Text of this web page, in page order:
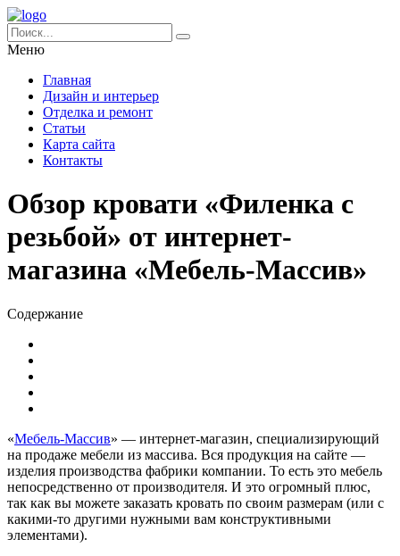
Меню
Главная
Дизайн и интерьер
Отделка и ремонт
Статьи
Карта сайта
Контакты
Обзор кровати «Филенка с
резьбой» от интернет-
магазина «Мебель-Массив»
Содержание
«Мебель-Массив» — интернет-магазин, специализирующий
на продаже мебели из массива. Вся продукция на сайте —
изделия производства фабрики компании. То есть это мебель
непосредственно от производителя. И это огромный плюс,
так как вы можете заказать кровать по своим размерам (или с
какими-то другими нужными вам конструктивными
элементами).